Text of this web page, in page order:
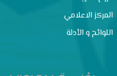
المركز الاعلامي
اللوائح و الأدلة